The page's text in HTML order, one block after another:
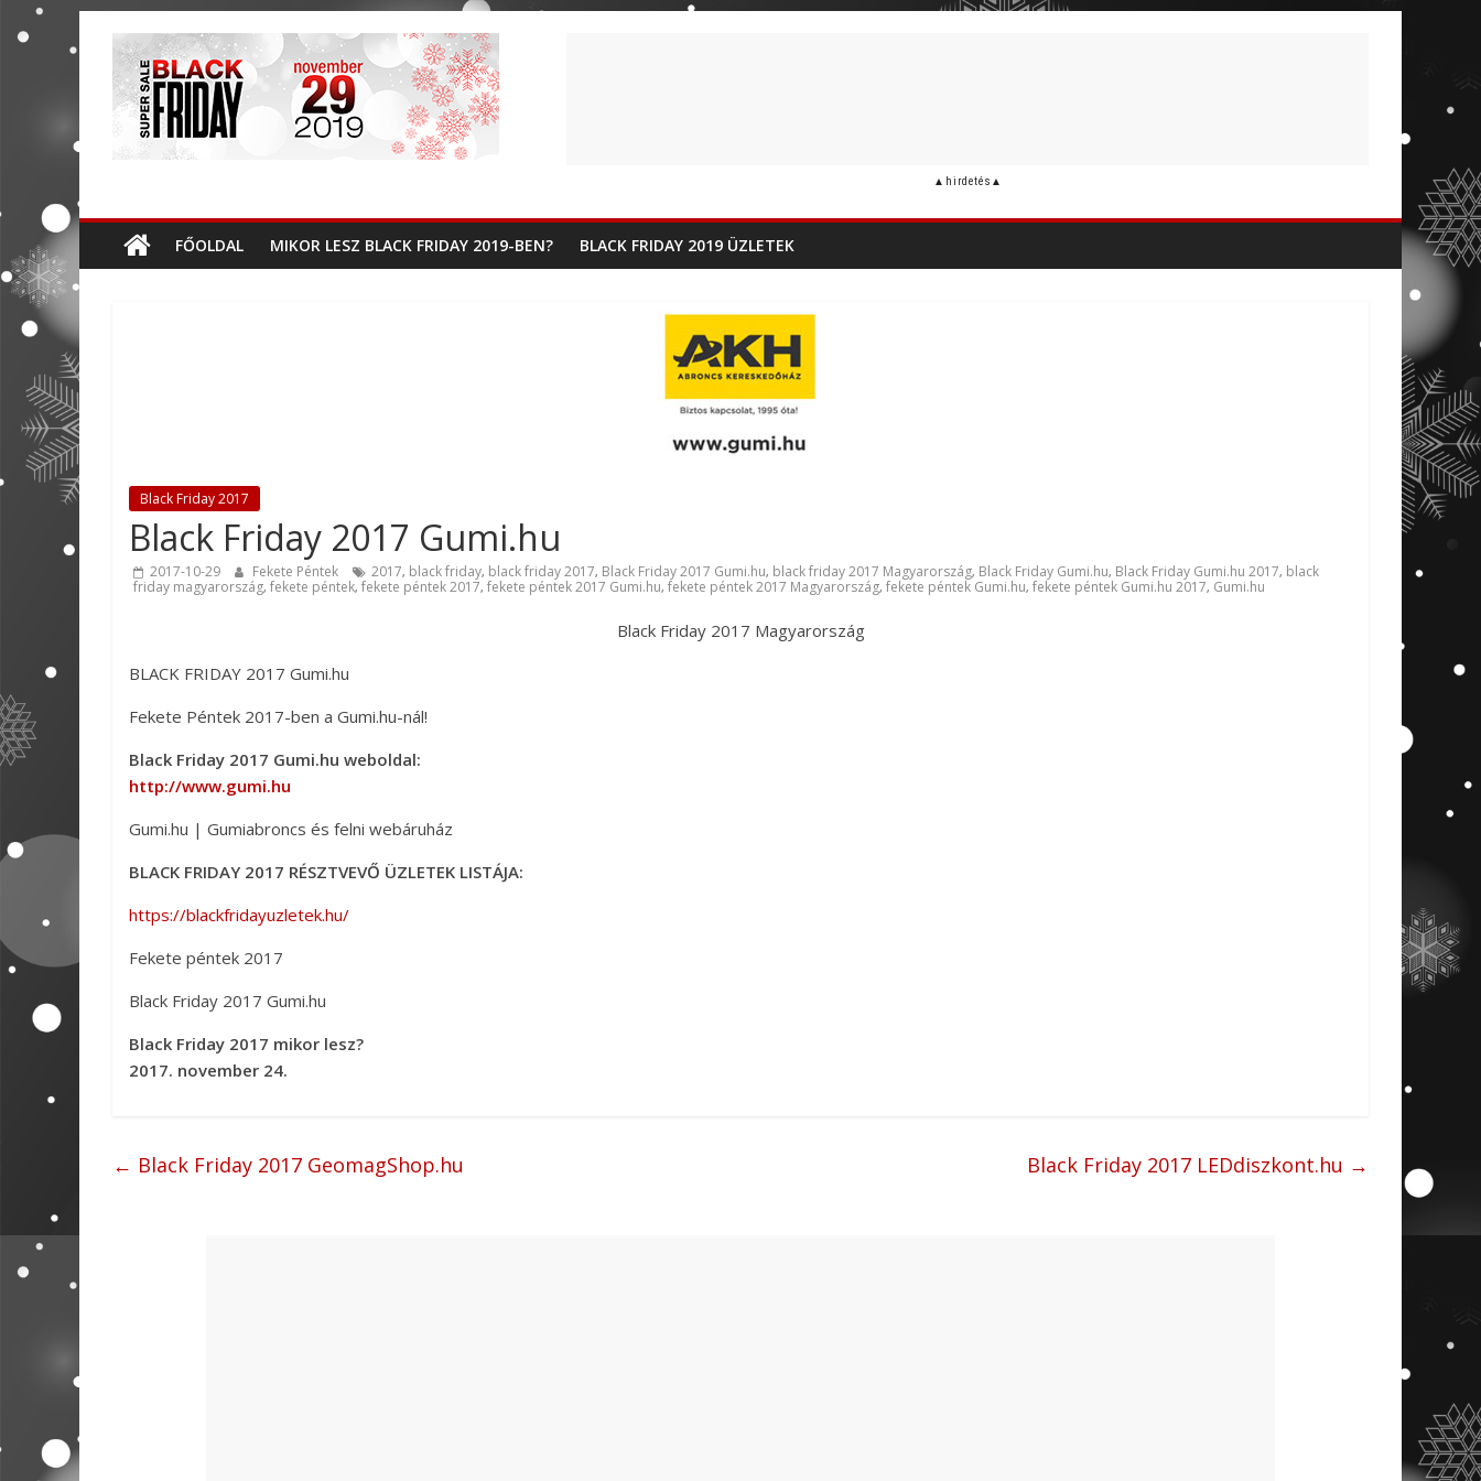
FŐOLDAL MIKOR LESZ BLACK FRIDAY 2019-BEN? BLACK FRIDAY 2019 ÜZLETEK
Black Friday 2017
Black Friday 2017 Gumi.hu
2017-10-29 Fekete Péntek 2017, black friday, black friday 2017, Black Friday 2017 Gumi.hu, black friday 2017 Magyarország, Black Friday Gumi.hu, Black Friday Gumi.hu 2017, black
friday magyarország, fekete péntek, fekete péntek 2017, fekete péntek 2017 Gumi.hu, fekete péntek 2017 Magyarország, fekete péntek Gumi.hu, fekete péntek Gumi.hu 2017, Gumi.hu
Black Friday 2017 Magyarország
BLACK FRIDAY 2017 Gumi.hu
Fekete Péntek 2017-ben a Gumi.hu-nál!
Black Friday 2017 Gumi.hu weboldal:
http://www.gumi.hu
Gumi.hu | Gumiabroncs és felni webáruház
BLACK FRIDAY 2017 RÉSZTVEVŐ ÜZLETEK LISTÁJA:
https://blackfridayuzletek.hu/
Fekete péntek 2017
Black Friday 2017 Gumi.hu
Black Friday 2017 mikor lesz?
2017. november 24.
← Black Friday 2017 GeomagShop.hu Black Friday 2017 LEDdiszkont.hu →